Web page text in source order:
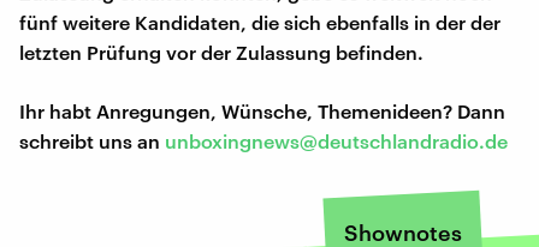
fünf weitere Kandidaten, die sich ebenfalls in der der
letzten Prüfung vor der Zulassung befinden.
Ihr habt Anregungen, Wünsche, Themenideen? Dann
schreibt uns an unboxingnews@deutschlandradio.de
Shownotes